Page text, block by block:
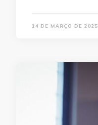
14 DE MARÇO DE 2025